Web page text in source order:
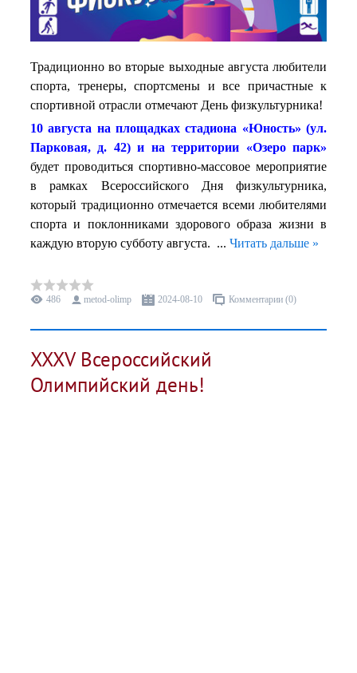
Традиционно во вторые выходные августа любители
спорта, тренеры, спортсмены и все причастные к
спортивной отрасли отмечают День физкультурника!
10 августа на площадках стадиона «Юность» (ул.
Парковая, д. 42) и на территории «Озеро парк»
будет проводиться спортивно-массовое мероприятие
в рамках Всероссийского Дня физкультурника,
который традиционно отмечается всеми любителями
спорта и поклонниками здорового образа жизни в
каждую вторую субботу августа. ... Читать дальше »
486 metod-olimp 2024-08-10 Комментарии (0)
XXXV Всероссийский
Олимпийский день!